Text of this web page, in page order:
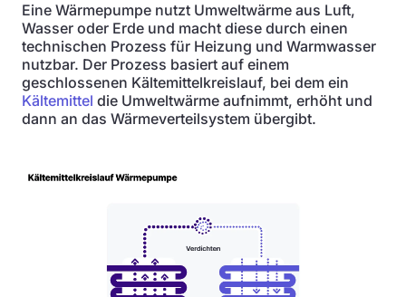
Eine Wärmepumpe nutzt Umweltwärme aus Luft,
Wasser oder Erde und macht diese durch einen
technischen Prozess für Heizung und Warmwasser
nutzbar. Der Prozess basiert auf einem
geschlossenen Kältemittelkreislauf, bei dem ein
Kältemittel die Umweltwärme aufnimmt, erhöht und
dann an das Wärmeverteilsystem übergibt.